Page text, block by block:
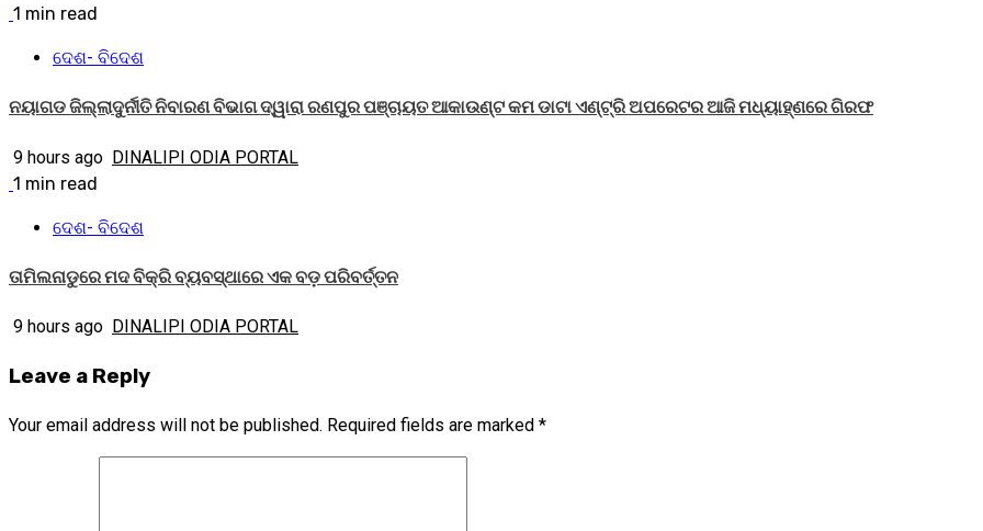
1 min read
ଦେଶ- ବିଦେଶ
ନୟାଗଡ ଜିଲ୍ଲାଦୁର୍ନୀତି ନିବାରଣ ବିଭାଗ ଦ୍ୱାରା ରଣପୁର ପଞ୍ଚାୟତ ଆକାଉଣ୍ଟ କମ ଡାଟା ଏଣ୍ଟ୍ରି ଅପରେଟର ଆଜି ମଧ୍ୟାହ୍‌ଣରେ ଗିରଫ
9 hours ago DINALIPI ODIA PORTAL
1 min read
ଦେଶ- ବିଦେଶ
ତାମିଲନାଡୁରେ ମଦ ବିକ୍ରି ବ୍ୟବସ୍ଥାରେ ଏକ ବଡ଼ ପରିବର୍ତ୍ତନ
9 hours ago DINALIPI ODIA PORTAL
Leave a Reply
Your email address will not be published. Required fields are marked *